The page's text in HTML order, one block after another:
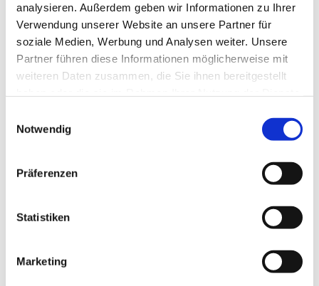
analysieren. Außerdem geben wir Informationen zu Ihrer
Verwendung unserer Website an unsere Partner für
soziale Medien, Werbung und Analysen weiter. Unsere
Partner führen diese Informationen möglicherweise mit
weiteren Daten zusammen, die Sie ihnen bereitgestellt
Notwendig
Präferenzen
Statistiken
Marketing